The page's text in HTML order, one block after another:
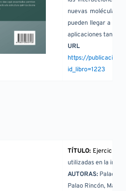
nuevas moléculas
pueden llegar a ser
aplicaciones tanto
URL
https://
id_libro=1223
TÍTULO: Ejercicios
utilizadas en la
AUTORAS: Palao
Palao Rincón, María